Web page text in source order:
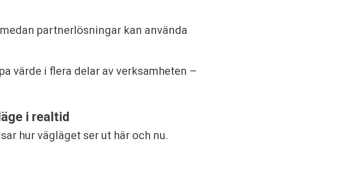
partnerlösningar kan använda
värde i flera delar av verksamheten –
i realtid
hur vägläget ser ut här och nu.